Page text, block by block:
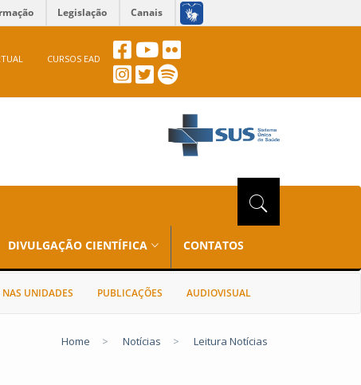
Legislação Canais
CURSOS EAD
DIVULGAÇÃO CIENTÍFICA CONTATOS
NAS UNIDADES PUBLICAÇÕES AUDIOVISUAL
Home > Notícias > Leitura Notícias